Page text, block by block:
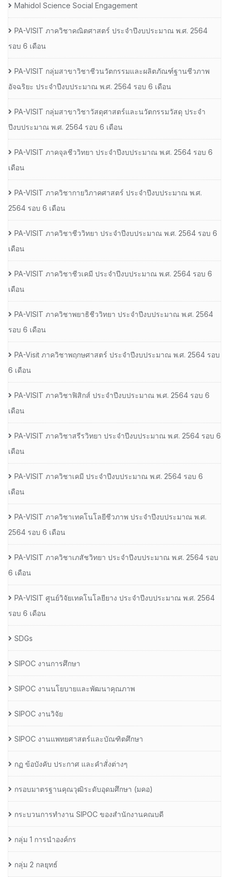
Mahidol Science Social Engagement
PA-VISIT ภาควิชาคณิตศาสตร์ ประจำปีงบประมาณ พ.ศ. 2564
รอบ 6 เดือน
PA-VISIT กลุ่มสาขาวิชาชีวนวัตกรรมและผลิตภัณฑ์ฐานชีวภาพ
อัจฉริยะ ประจำปีงบประมาณ พ.ศ. 2564 รอบ 6 เดือน
PA-VISIT กลุ่มสาขาวิชาวัสดุศาสตร์และนวัตกรรมวัสดุ ประจำ
ปีงบประมาณ พ.ศ. 2564 รอบ 6 เดือน
PA-VISIT ภาคจุลชีววิทยา ประจำปีงบประมาณ พ.ศ. 2564 รอบ 6
เดือน
PA-VISIT ภาควิชากายวิภาคศาสตร์ ประจำปีงบประมาณ พ.ศ.
2564 รอบ 6 เดือน
PA-VISIT ภาควิชาชีววิทยา ประจำปีงบประมาณ พ.ศ. 2564 รอบ 6
เดือน
PA-VISIT ภาควิชาชีวเคมี ประจำปีงบประมาณ พ.ศ. 2564 รอบ 6
เดือน
PA-VISIT ภาควิชาพยาธิชีววิทยา ประจำปีงบประมาณ พ.ศ. 2564
รอบ 6 เดือน
PA-Visit ภาควิชาพฤกษศาสตร์ ประจำปีงบประมาณ พ.ศ. 2564 รอบ
6 เดือน
PA-VISIT ภาควิชาฟิสิกส์ ประจำปีงบประมาณ พ.ศ. 2564 รอบ 6
เดือน
PA-VISIT ภาควิชาสรีรวิทยา ประจำปีงบประมาณ พ.ศ. 2564 รอบ 6
เดือน
PA-VISIT ภาควิชาเคมี ประจำปีงบประมาณ พ.ศ. 2564 รอบ 6
เดือน
PA-VISIT ภาควิชาเทคโนโลยีชีวภาพ ประจำปีงบประมาณ พ.ศ.
2564 รอบ 6 เดือน
PA-VISIT ภาควิชาเภสัชวิทยา ประจำปีงบประมาณ พ.ศ. 2564 รอบ
6 เดือน
PA-VISIT ศูนย์วิจัยเทคโนโลยียาง ประจำปีงบประมาณ พ.ศ. 2564
รอบ 6 เดือน
SDGs
SIPOC งานการศึกษา
SIPOC งานนโยบายและพัฒนาคุณภาพ
SIPOC งานวิจัย
SIPOC งานแพทยศาสตร์และบัณฑิตศึกษา
กฏ ข้อบังคับ ประกาศ และคำสั่งต่างๆ
กรอบมาตรฐานคุณวุฒิระดับอุดมศึกษา (มคอ)
กระบวนการทำงาน SIPOC ของสำนักงานคณบดี
กลุ่ม 1 การนำองค์กร
กลุ่ม 2 กลยุทธ์